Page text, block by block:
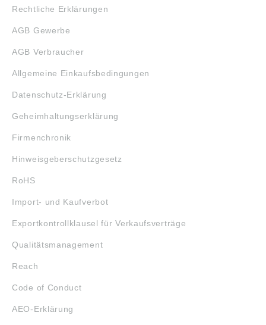
Rechtliche Erklärungen
AGB Gewerbe
AGB Verbraucher
Allgemeine Einkaufsbedingungen
Datenschutz-Erklärung
Geheimhaltungserklärung
Firmenchronik
Hinweisgeberschutzgesetz
RoHS
Import- und Kaufverbot
Exportkontrollklausel für Verkaufsverträge
Qualitätsmanagement
Reach
Code of Conduct
AEO-Erklärung